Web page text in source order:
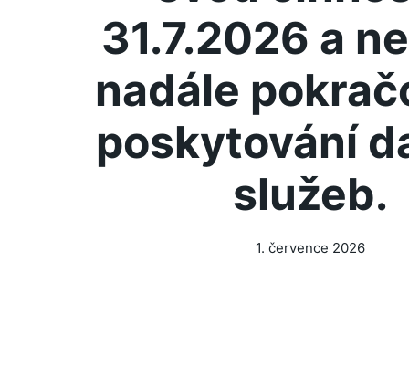
31.7.2026 a
nadále
poskytování
služeb.
1. července 2026